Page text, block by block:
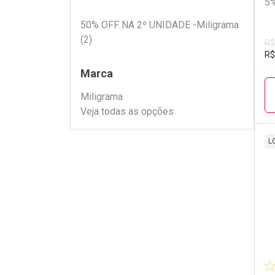
R$
Filtros
50% OFF NA 2º UNIDADE -Miligrama
(2)
Marca
Miligrama
Veja todas as opções